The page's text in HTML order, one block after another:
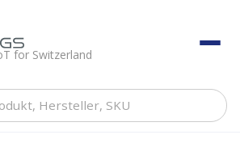
for Switzerland